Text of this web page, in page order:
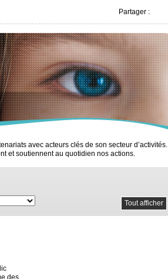
Partager :
avec acteurs clés de son secteur d’activités.
et soutiennent au quotidien nos actions.
Tout afficher
des